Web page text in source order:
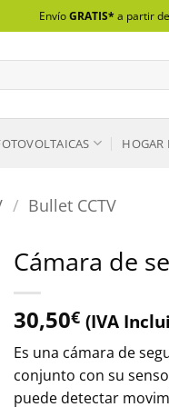
EnvíoGRATIS* a partir
HOGAR
/ Bullet CCTV
Cámara de
30,50€ (IVA
Es una cámara de
conjunto con su
puede detectar